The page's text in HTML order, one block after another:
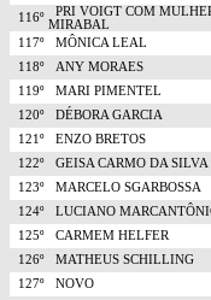
116º
PRI VOIGT COM
MIRABAL
117º
MÔNICA LEAL
118º
ANY MORAES
119º
MARI PIMENTEL
120º
DÉBORA GARCIA
121º
ENZO BRETOS
122º
GEISA CARMO DA SILVA
123º
MARCELO SGARBOSSA
124º
LUCIANO
125º
CARMEM HELFER
126º
MATHEUS SCHILLING
127º
NOVO